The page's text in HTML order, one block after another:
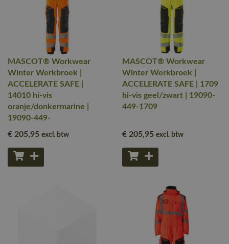
MASCOT® Workwear
Winter Werkbroek |
ACCELERATE SAFE |
14010 hi-vis
oranje/donkermarine |
19090-449-
€ 205,95 excl. btw
MASCOT® Workwear
Winter Werkbroek |
ACCELERATE SAFE | 1709
hi-vis geel/zwart | 19090-
449-1709
€ 205,95 excl. btw